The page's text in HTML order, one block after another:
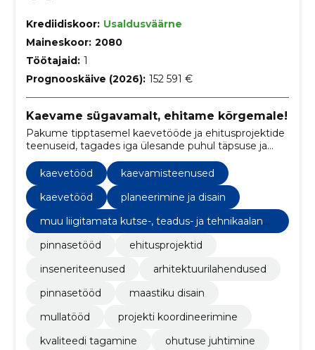
Krediidiskoor: Usaldusväärne
Maineskoor: 2080
Töötajaid: 1
Prognooskäive (2026): 152 591 €
Kaevame sügavamalt, ehitame kõrgemale!
Pakume tipptasemel kaevetööde ja ehitusprojektide
teenuseid, tagades iga ülesande puhul täpsuse ja
kvaliteedi.
kaevetööd
kaevamisteenused
kaevetööd
planeerimine ja disain
muu liigitamata kutse-, teadus- ja tehnikaalane
tegevus
pinnasetööd
ehitusprojektid
inseneriteenused
arhitektuurilahendused
pinnasetööd
maastiku disain
mullatööd
projekti koordineerimine
kvaliteedi tagamine
ohutuse juhtimine